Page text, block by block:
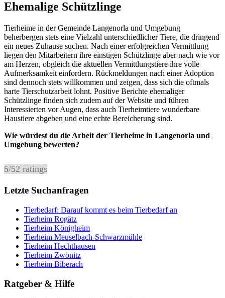
Ehemalige Schützlinge
Tierheime in der Gemeinde Langenorla und Umgebung
beherbergen stets eine Vielzahl unterschiedlicher Tiere, die dringend
ein neues Zuhause suchen. Nach einer erfolgreichen Vermittlung
liegen den Mitarbeitern ihre einstigen Schützlinge aber nach wie vor
am Herzen, obgleich die aktuellen Vermittlungstiere ihre volle
Aufmerksamkeit einfordern. Rückmeldungen nach einer Adoption
sind dennoch stets willkommen und zeigen, dass sich die oftmals
harte Tierschutzarbeit lohnt. Positive Berichte ehemaliger
Schützlinge finden sich zudem auf der Website und führen
Interessierten vor Augen, dass auch Tierheimtiere wunderbare
Haustiere abgeben und eine echte Bereicherung sind.
Wie würdest du die Arbeit der Tierheime in Langenorla und
Umgebung bewerten?
5/52 ratings
Letzte Suchanfragen
Tierbedarf: Darauf kommt es beim Tierbedarf an
Tierheim Rogätz
Tierheim Königheim
Tierheim Meuselbach-Schwarzmühle
Tierheim Hechthausen
Tierheim Zwönitz
Tierheim Biberach
Ratgeber & Hilfe